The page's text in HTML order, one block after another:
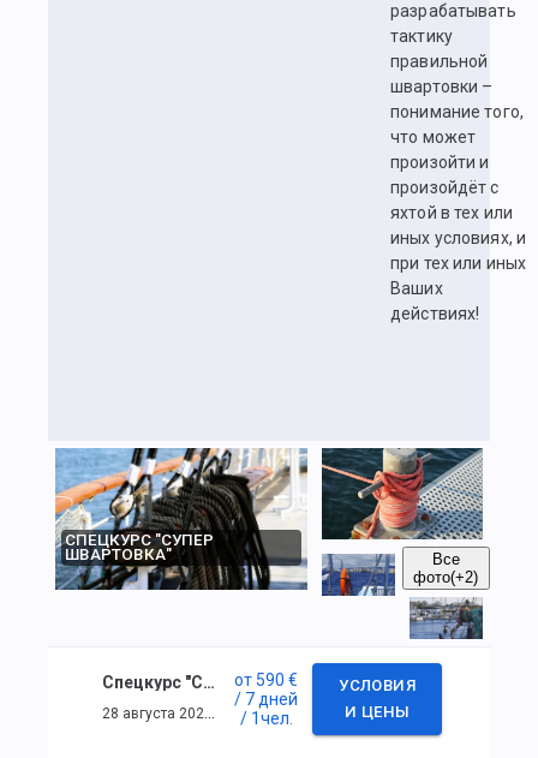
разрабатывать
тактику
правильной
швартовки –
понимание того,
что может
произойти и
произойдёт с
яхтой в тех или
иных условиях, и
при тех или иных
Ваших
действиях!
СПЕЦКУРС "СУПЕР
ШВАРТОВКА"
Все
фото(+2)
Спецкурс "Супер швартовка"
28 августа 2021 г. — 3 сентября 2021 г.
от 590 €
/ 7 дней
/ 1чел.
УСЛОВИЯ
И ЦЕНЫ